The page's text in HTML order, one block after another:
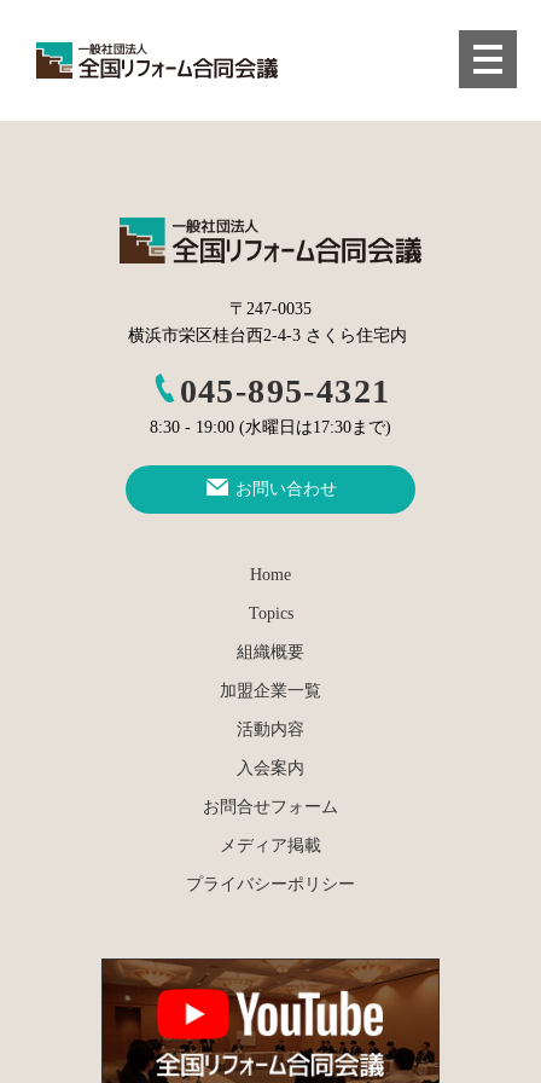
〒247-0035
横浜市栄区桂台西2-4-3 さくら住宅内
045-895-4321
8:30 - 19:00 (水曜日は17:30まで)
お問い合わせ
Home
Topics
組織概要
加盟企業一覧
活動内容
入会案内
お問合せフォーム
メディア掲載
プライバシーポリシー